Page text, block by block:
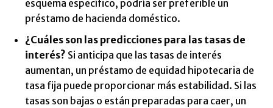
esquema específico, podría ser preferible un
préstamo de hacienda doméstico.
¿Cuáles son las predicciones para las tasas de
interés? Si anticipa que las tasas de interés
aumentan, un préstamo de equidad hipotecaria de
tasa fija puede proporcionar más estabilidad. Si las
tasas son bajas o están preparadas para caer, un